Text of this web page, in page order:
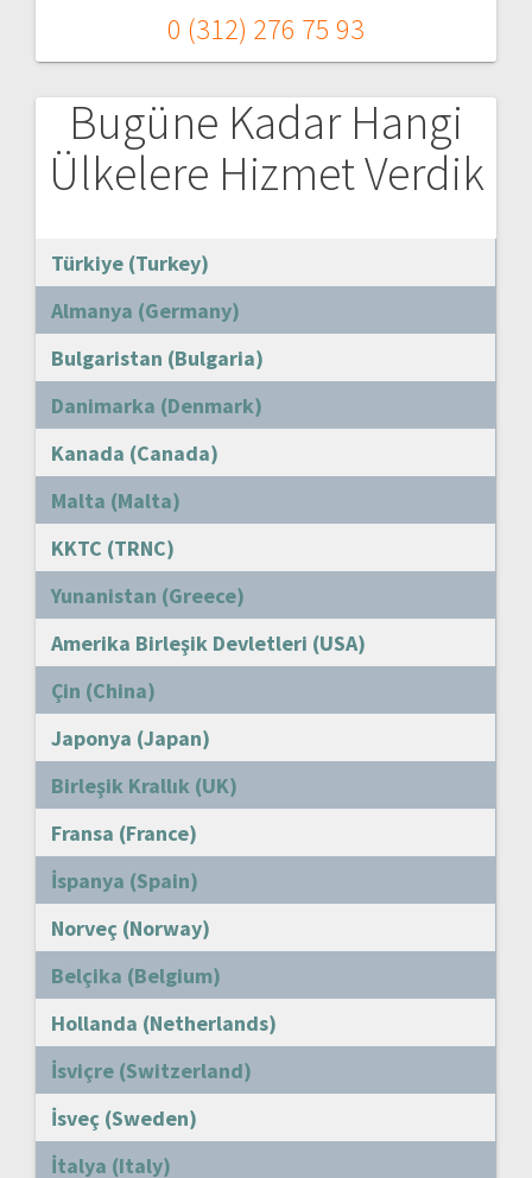
0 (312) 276 75 93
Bugüne Kadar Hangi
Ülkelere Hizmet Verdik
Türkiye (Turkey)
Almanya (Germany)
Bulgaristan (Bulgaria)
Danimarka (Denmark)
Kanada (Canada)
Malta (Malta)
KKTC (TRNC)
Yunanistan (Greece)
Amerika Birleşik Devletleri (USA)
Çin (China)
Japonya (Japan)
Birleşik Krallık (UK)
Fransa (France)
İspanya (Spain)
Norveç (Norway)
Belçika (Belgium)
Hollanda (Netherlands)
İsviçre (Switzerland)
İsveç (Sweden)
İtalya (Italy)